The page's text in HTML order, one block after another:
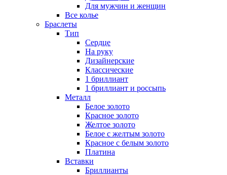
Для мужчин и женщин
Все колье
Браслеты
Тип
Сердце
На руку
Дизайнерские
Классические
1 бриллиант
1 бриллиант и россыпь
Металл
Белое золото
Красное золото
Желтое золото
Белое с желтым золото
Красное с белым золото
Платина
Вставки
Бриллианты